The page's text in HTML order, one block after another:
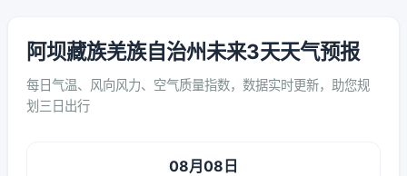
阿坝藏族羌族自治州未来3天天气预报
每日气温、风向风力、空气质量指数，数据实时更新，助您规
划三日出行
08月08日